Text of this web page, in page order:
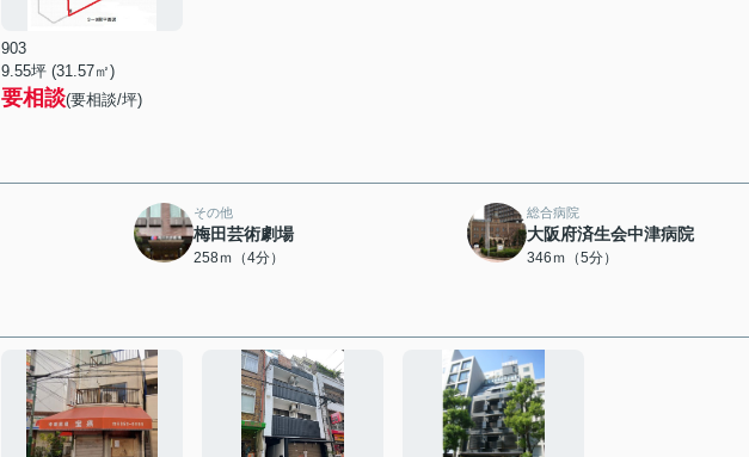
903
9.55坪 (31.57㎡)
要相談(要相談/坪)
その他
梅田芸術劇場
258ｍ（4分）
総合病院
大阪府済生会中津病院
346ｍ（5分）